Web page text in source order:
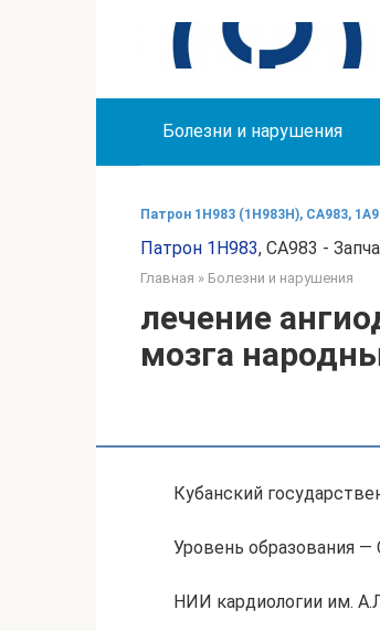
Болезни и нарушения
Патрон 1Н983 (1Н983Н), СА983,
Патрон 1Н983, СА983 -
Главная » Болезни и нарушения
лечение
мозга
Кубанский
Уровень образования —
НИИ кардиологии им.